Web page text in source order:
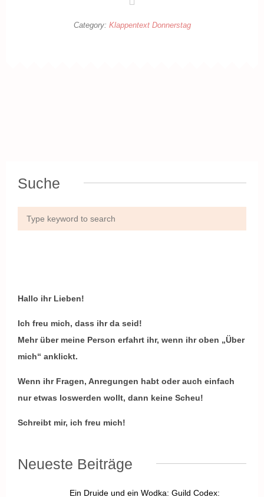
Category: Klappentext Donnerstag
Suche
Hallo ihr Lieben!
Ich freu mich, dass ihr da seid!
Mehr über meine Person erfahrt ihr, wenn ihr oben „Über
mich“ anklickt.
Wenn ihr Fragen, Anregungen habt oder auch einfach
nur etwas loswerden wollt, dann keine Scheu!
Schreibt mir, ich freu mich!
Neueste Beiträge
Ein Druide und ein Wodka: Guild Codex: